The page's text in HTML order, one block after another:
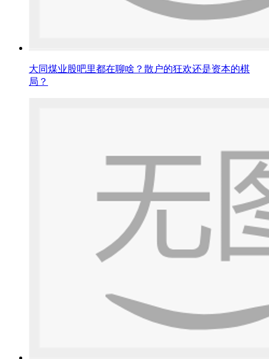
大同煤业股吧里都在聊啥？散户的狂欢还是资本的棋
局？